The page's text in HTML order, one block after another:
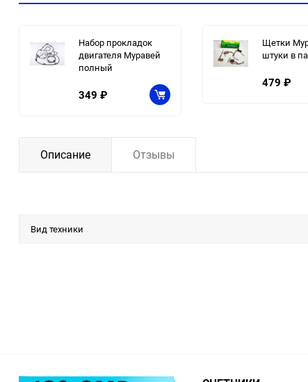
Набор прокладок
двигателя Муравей
полный
349 ₽
Щетки
штуки в
479 ₽
Описание Отзывы
Вид техники